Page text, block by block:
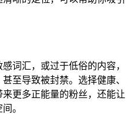
词汇，或过于低俗的内容，
至导致被封禁。选择健康、
更多正能量的粉丝，还能让
。